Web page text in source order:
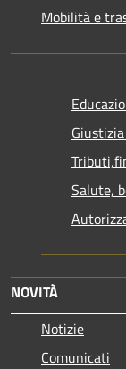
Mobilità e
Salute,
NOVITÀ
Notizie
Comunicati